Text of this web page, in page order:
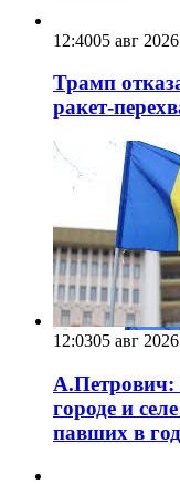
12:4005 авг 2026
Трамп
ракет-
12:0305 авг 2026
А.Петрович:
городе и
павших в